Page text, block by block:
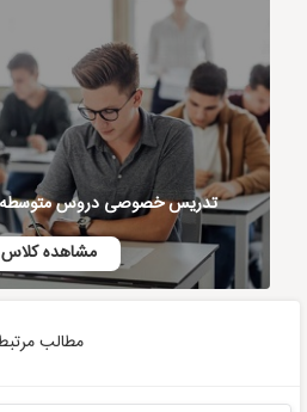
تدریس خصوصی دروس متوسطه
مشاهده
مطالب